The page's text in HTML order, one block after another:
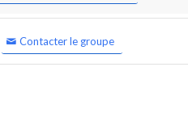
Contacter le groupe